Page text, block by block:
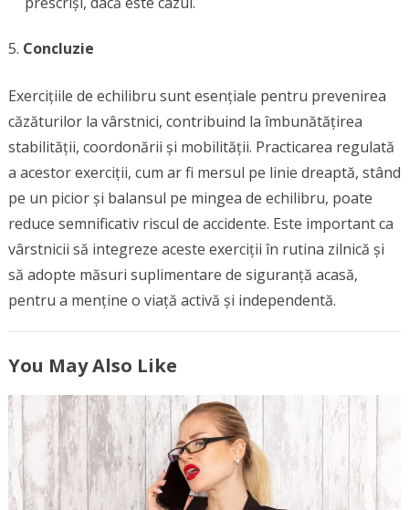
Concluzie
Exercițiile de echilibru sunt esențiale pentru prevenirea
căzăturilor la vârstnici, contribuind la îmbunătățirea
stabilității, coordonării și mobilității. Practicarea regulată
a acestor exerciții, cum ar fi mersul pe linie dreaptă, stând
pe un picior și balansul pe mingea de echilibru, poate
reduce semnificativ riscul de accidente. Este important ca
vârstnicii să integreze aceste exerciții în rutina zilnică și
să adopte măsuri suplimentare de siguranță acasă,
pentru a menține o viață activă și independentă.
You May Also Like